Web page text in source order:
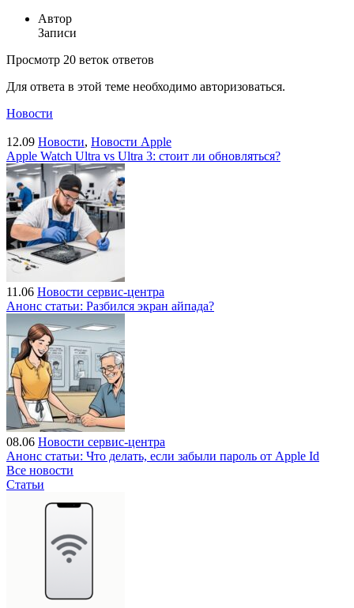
Автор
Записи
Просмотр 20 веток ответов
Для ответа в этой теме необходимо авторизоваться.
Новости
12.09 Новости, Новости Apple
Apple Watch Ultra vs Ultra 3: стоит ли обновляться?
11.06 Новости сервис-центра
Анонс статьи: Разбился экран айпада?
08.06 Новости сервис-центра
Анонс статьи: Что делать, если забыли пароль от Apple Id
Все новости
Статьи